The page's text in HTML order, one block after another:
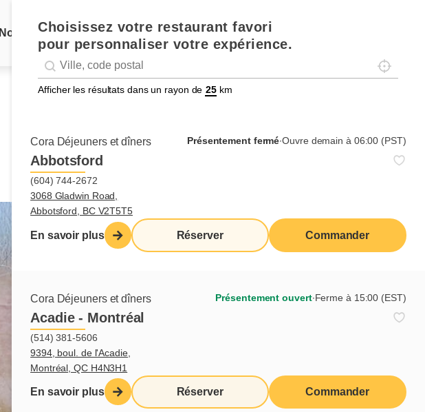
Choisissez votre restaurant favori
pour personnaliser votre expérience.
Geolocation
Géolocalisation Localisez-
Afficher les résultats dans un rayon de km
Cora Déjeuners et dîners Présentement fermé∙Ouvre demain à 06:00 (PST)
Abbotsford
(604) 744-2672
3068 Gladwin Road,
Abbotsford, BC V2T5T5
En savoir plus Réserver Commander
Cora Déjeuners et dîners Présentement ouvert∙Ferme à 15:00 (EST)
Acadie - Montréal
(514) 381-5606
9394, boul. de l'Acadie,
Montréal, QC H4N3H1
En savoir plus Réserver Commander
Nouvelles Recettes